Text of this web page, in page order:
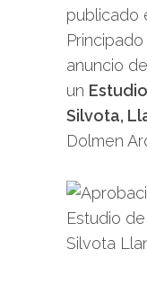
publicado
anuncio
un
Silvota,
Dolmen